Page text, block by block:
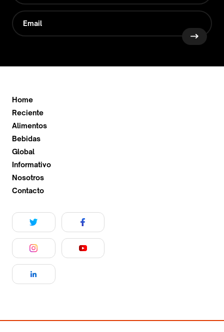
Home
Reciente
Alimentos
Bebidas
Global
Informativo
Nosotros
Contacto